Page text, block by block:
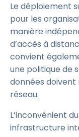
Le déploiement
pour les
manière
d’accès à
convient
une politique de
données
réseau.
L’inconvénient
infrastructure